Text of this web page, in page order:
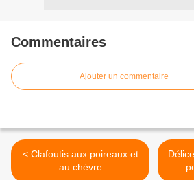
Commentaires
Ajouter un commentaire
< Clafoutis aux poireaux et
au chèvre